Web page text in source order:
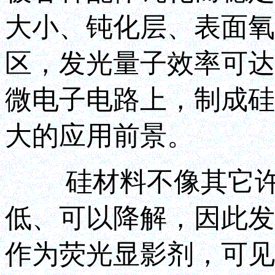
大小、钝化层、表面
区，发光量子效率可
微电子电路上，制成
大的应用前景。
硅材料不像其它许
低、可以降解，因此
作为荧光显影剂，可